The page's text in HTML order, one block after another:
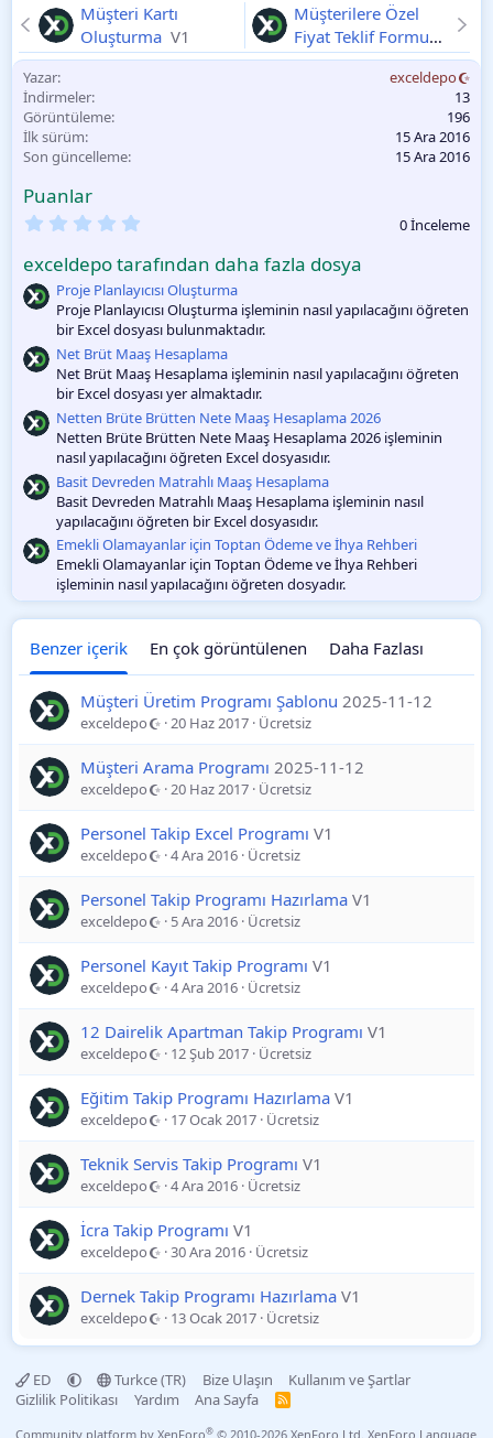
Müşteri Kartı
Oluşturma V1
Müşterilere Özel
Fiyat Teklif Formu
Hazırlama V1
Yazar
exceldepo
İndirmeler
13
Görüntüleme
196
İlk sürüm
15 Ara 2016
Son güncelleme
15 Ara 2016
Puanlar
0
O
y
l
a
m
a
0 İnceleme
exceldepo tarafından daha fazla dosya
Proje Planlayıcısı Oluşturma
Proje Planlayıcısı Oluşturma işleminin nasıl yapılacağını öğreten
bir Excel dosyası bulunmaktadır.
Net Brüt Maaş Hesaplama
Net Brüt Maaş Hesaplama işleminin nasıl yapılacağını öğreten
bir Excel dosyası yer almaktadır.
Netten Brüte Brütten Nete Maaş Hesaplama 2026
Netten Brüte Brütten Nete Maaş Hesaplama 2026 işleminin
nasıl yapılacağını öğreten Excel dosyasıdır.
Basit Devreden Matrahlı Maaş Hesaplama
Basit Devreden Matrahlı Maaş Hesaplama işleminin nasıl
yapılacağını öğreten bir Excel dosyasıdır.
Emekli Olamayanlar için Toptan Ödeme ve İhya Rehberi
Emekli Olamayanlar için Toptan Ödeme ve İhya Rehberi
işleminin nasıl yapılacağını öğreten dosyadır.
Benzer içerik En çok görüntülenen Daha Fazlası
Müşteri Üretim Programı Şablonu 2025-11-12
exceldepo 20 Haz 2017 Ücretsiz
Müşteri Arama Programı 2025-11-12
exceldepo 20 Haz 2017 Ücretsiz
Personel Takip Excel Programı V1
exceldepo 4 Ara 2016 Ücretsiz
Personel Takip Programı Hazırlama V1
exceldepo 5 Ara 2016 Ücretsiz
Personel Kayıt Takip Programı V1
exceldepo 4 Ara 2016 Ücretsiz
12 Dairelik Apartman Takip Programı V1
exceldepo 12 Şub 2017 Ücretsiz
Eğitim Takip Programı Hazırlama V1
exceldepo 17 Ocak 2017 Ücretsiz
Teknik Servis Takip Programı V1
exceldepo 4 Ara 2016 Ücretsiz
İcra Takip Programı V1
exceldepo 30 Ara 2016 Ücretsiz
Dernek Takip Programı Hazırlama V1
exceldepo 13 Ocak 2017 Ücretsiz
ED Turkce (TR) Bize Ulaşın
Kullanım ve Şartlar
Gizlilik Politikası
Yardım Ana Sayfa
R
S
Community platform by XenForo® © 2010-2026 XenForo Ltd. XenForo Language